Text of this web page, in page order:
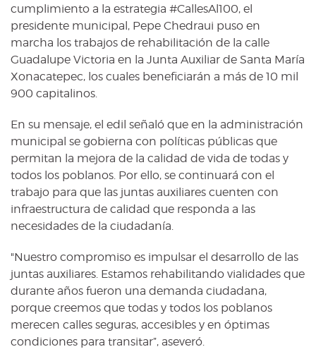
cumplimiento a la estrategia #CallesAl100, el
presidente municipal, Pepe Chedraui puso en
marcha los trabajos de rehabilitación de la calle
Guadalupe Victoria en la Junta Auxiliar de Santa María
Xonacatepec, los cuales beneficiarán a más de 10 mil
900 capitalinos.
En su mensaje, el edil señaló que en la administración
municipal se gobierna con políticas públicas que
permitan la mejora de la calidad de vida de todas y
todos los poblanos. Por ello, se continuará con el
trabajo para que las juntas auxiliares cuenten con
infraestructura de calidad que responda a las
necesidades de la ciudadanía.
"Nuestro compromiso es impulsar el desarrollo de las
juntas auxiliares. Estamos rehabilitando vialidades que
durante años fueron una demanda ciudadana,
porque creemos que todas y todos los poblanos
merecen calles seguras, accesibles y en óptimas
condiciones para transitar”, aseveró.